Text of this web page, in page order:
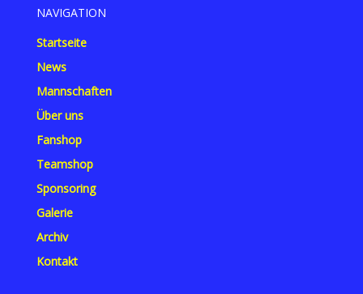
NAVIGATION
Startseite
News
Mannschaften
Über uns
Fanshop
Teamshop
Sponsoring
Galerie
Archiv
Kontakt